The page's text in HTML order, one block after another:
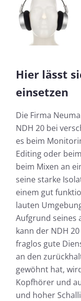
Hier lässt
einsetzen
Die Firma
NDH 20 bei
es beim
Editing oder
beim Mixen an
seine starke
einem gut
lauten
Aufgrund seines
kann der NDH
fraglos gute
an den
gewöhnt hat,
Kopfhörer und
und hoher
20
Fast jeder Test-
Neben der
Herzstück
Auswirkungen
innen dringen.
Frequenzgang:
Frequenzgang:
Außendämpfung